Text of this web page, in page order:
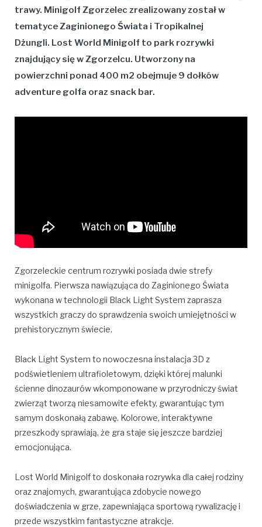
trawy. Minigolf Zgorzelec zrealizowany został w
tematyce Zaginionego Świata i Tropikalnej
Dżungli. Lost World Minigolf to park rozrywki
znajdujący się w Zgorzelcu. Utworzony na
powierzchni ponad 400 m2 obejmuje 9 dołków
adventure golfa oraz snack bar.
Zgorzeleckie centrum rozrywki posiada dwie strefy
minigolfa. Pierwsza nawiązująca do Zaginionego Świata
wykonana w technologii Black Light System zaprasza
wszystkich graczy do sprawdzenia swoich umiejętności w
prehistorycznym świecie.
Black Light System to nowoczesna instalacja 3D z
podświetleniem ultrafioletowym, dzięki której malunki
ścienne dinozaurów wkomponowane w przyrodniczy świat
zwierząt tworzą niesamowite efekty, gwarantując tym
samym doskonałą zabawę. Kolorowe, interaktywne
przeszkody sprawiają, że gra staje się jeszcze bardziej
emocjonująca.
Lost World Minigolf to doskonała rozrywka dla całej rodziny
oraz znajomych, gwarantująca zdobycie nowego
doświadczenia w grze, zapewniająca sportową rywalizację i
przede wszystkim fantastyczne atrakcje.